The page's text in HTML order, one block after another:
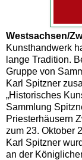
Westsachsen/
Kunsthandwerk
lange Tradition.
Gruppe von
Karl Spitzner
„Historisches
Sammlung
Priesterhäusern
zum 23. Oktober
Karl Spitzner
an der